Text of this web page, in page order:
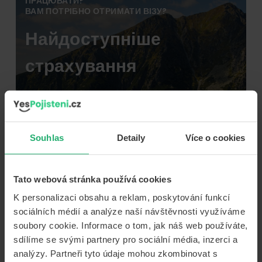
Souhlas Detaily Více o cookies
Tato webová stránka používá cookies
K personalizaci obsahu a reklam, poskytování funkcí
sociálních médií a analýze naší návštěvnosti využíváme
soubory cookie. Informace o tom, jak náš web používáte,
sdílíme se svými partnery pro sociální média, inzerci a
analýzy. Partneři tyto údaje mohou zkombinovat s
ВАМ ПОТРІБНО ОТРИМАТИ ВІЗУ?
Найдоступніше
страхування
НАЙПОШИРЕНІШІ ЗАПИТАННЯ
ПРО МЕДИЧНЕ СТРАХУВАННЯ
Я громадянин ЄС, чи потрібна
мені медична страховка для
іноземців?
Чи можу я оформити медичну